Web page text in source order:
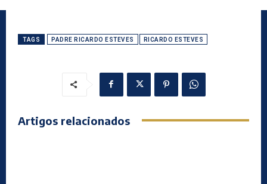
TAGS PADRE RICARDO ESTEVES RICARDO ESTEVES
Artigos relacionados